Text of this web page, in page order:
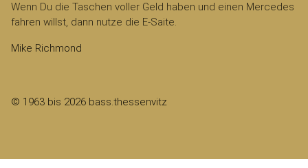
Wenn Du die Taschen voller Geld haben und einen Mercedes
fahren willst, dann nutze die E-Saite.
Mike Richmond
© 1963 bis 2026 bass.thessenvitz